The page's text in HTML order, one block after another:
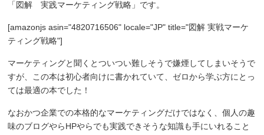
「図解 実践マーケティング戦略」です。
[amazonjs asin="4820716506" locale="JP" title="図解 実戦マーケ
ティング戦略"]
マーケティングと聞くとついつい難しそうで嫌煙してしまいそうで
すが、この本は初心者向けに書かれていて、ゼロから学ぶ方にとっ
ては最適の本でした！
なおかつ企業での本格的なマーケティングだけではなく、個人の趣
味のブログやらHPやらでも実践できそうな知識も手にいれること